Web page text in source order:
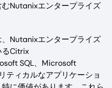
Nutanixエンタープライズ
Nutanixエンタープライズ
るCitrix
SQL、Microsoft
ティカルなアプリケーショ